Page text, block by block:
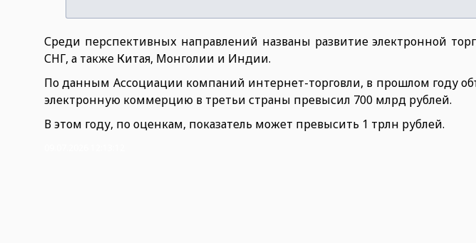
Среди перспективных направлений названы развитие электронной
СНГ, а также Китая, Монголии и Индии.
По данным Ассоциации компаний интернет-торговли, в прошлом году
электронную коммерцию в третьи страны превысил 700 млрд рублей.
В этом году, по оценкам, показатель может превысить 1 трлн рублей.